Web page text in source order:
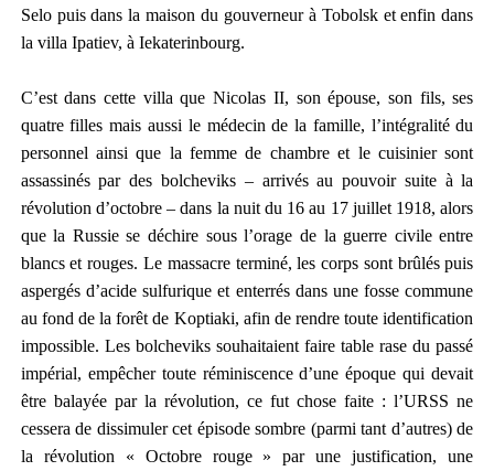
Selopuis dans la maison du gouverneur à Tobolsket enfin dans
la villa Ipatiev, à Iekaterinbourg.
C’est dans cette villa que Nicolas II, son épouse, son fils, ses
quatre filles mais aussi le médecin de la famille, l’intégralité du
personnel ainsi que la femme de chambre et le cuisinier sont
assassinés par des bolcheviks– arrivés au pouvoir suite à la
révolution d’octobre – dans la nuit du 16 au 17 juillet 1918, alors
que la Russie se déchire sous l’orage de la guerre civile entre
blancs et rouges. Le massacre terminé, les corps sont brûlés puis
aspergés d’acide sulfurique et enterrés dans une fosse commune
au fond de la forêt de Koptiaki, afin de rendre toute identification
impossible. Les bolcheviks souhaitaient faire table rase du passé
impérial, empêcher toute réminiscence d’une époque qui devait
être balayée par la révolution, ce fut chose faite : l’URSS ne
cessera de dissimulercet épisode sombre (parmi tant d’autres) de
la révolution « Octobre rouge »par une justification, une